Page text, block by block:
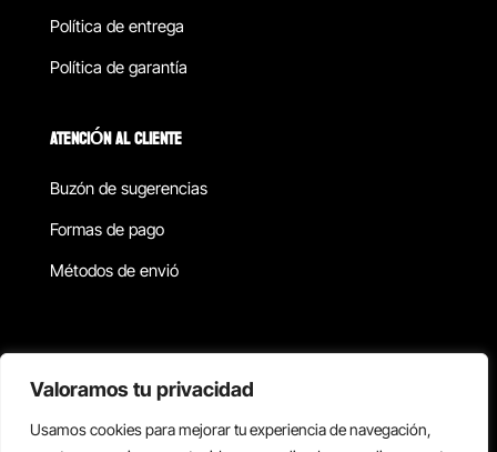
Valoramos tu privacidad
Usamos cookies para mejorar tu experiencia de navegación,
Política de entrega
Política de garantía
ATENCIÓN AL CLIENTE
Buzón de sugerencias
Formas de pago
Métodos de envió
Copyright © 2026 Reisix. Todos los derechos reservados.